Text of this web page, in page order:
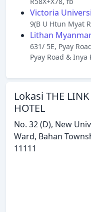
Victoria
9(B U Htun Myat
Lithan
631/ 5E, Pyay
Pyay Road & Inya
Lokasi THE
HOTEL
No. 32 (D), New
Ward, Bahan
11111